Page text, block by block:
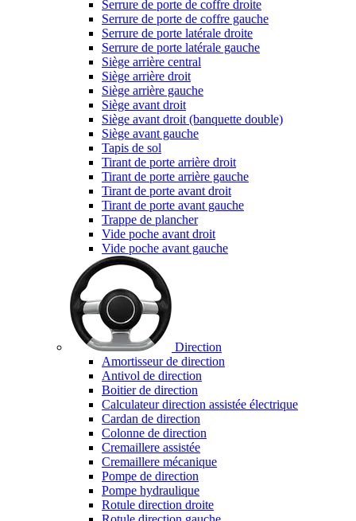
Serrure de porte de coffre droite
Serrure de porte de coffre gauche
Serrure de porte latérale droite
Serrure de porte latérale gauche
Siège arrière central
Siège arrière droit
Siège arrière gauche
Siège avant droit
Siège avant droit (banquette double)
Siège avant gauche
Tapis de sol
Tirant de porte arrière droit
Tirant de porte arrière gauche
Tirant de porte avant droit
Tirant de porte avant gauche
Trappe de plancher
Vide poche avant droit
Vide poche avant gauche
Direction
Amortisseur de direction
Antivol de direction
Boitier de direction
Calculateur direction assistée électrique
Cardan de direction
Colonne de direction
Cremaillere assistée
Cremaillere mécanique
Pompe de direction
Pompe hydraulique
Rotule direction droite